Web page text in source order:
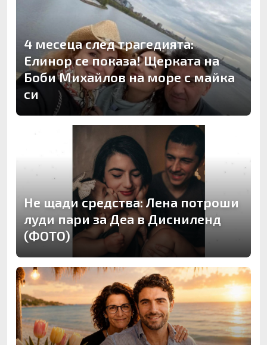
4 месеца след трагедията:
Елинор се показа! Щерката на
Боби Михайлов на море с майка
си
Не щади средства: Лена потроши
луди пари за Деа в Дисниленд
(ФОТО)